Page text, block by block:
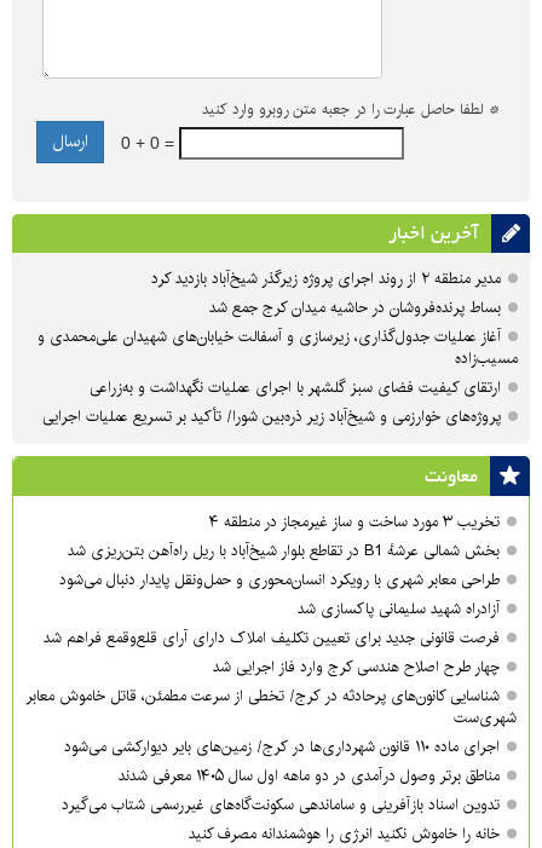
* لطفا حاصل عبارت را در جعبه متن روبرو وارد کنید
0 + 0 =
آخرین اخبار
مدیر منطقه ۲ از روند اجرای پروژه زیرگذر شیخ‌آباد بازدید کرد
بساط پرنده‌فروشان در حاشیه میدان کرج جمع شد
آغاز عملیات جدول‌گذاری، زیرسازی و آسفالت خیابان‌های شهیدان علی‌محمدی و
مسیب‌زاده
ارتقای کیفیت فضای سبز گلشهر با اجرای عملیات نگهداشت و به‌زراعی
پروژه‌های خوارزمی و شیخ‌آباد زیر ذره‌بین شورا/ تأکید بر تسریع عملیات اجرایی
معاونت
تخریب ۳ مورد ساخت و ساز غیرمجاز در منطقه ۴
بخش شمالی عرشهٔ B1 در تقاطع بلوار شیخ‌آباد با ریل راه‌آهن بتن‌ریزی شد
طراحی معابر شهری با رویکرد انسان‌محوری و حمل‌ونقل پایدار دنبال می‌شود
آزادراه شهید سلیمانی پاکسازی شد
فرصت قانونی جدید برای تعیین تکلیف املاک دارای آرای قلع‌وقمع فراهم شد
چهار طرح اصلاح هندسی کرج وارد فاز اجرایی شد
شناسایی کانون‌های پرحادثه در کرج/ تخطی از سرعت مطمئن، قاتل خاموش معابر
شهری‌ست
اجرای ماده ۱۱۰ قانون شهرداری‌ها در کرج/ زمین‌های بایر دیوارکشی می‌شود
مناطق برتر وصول درآمدی در دو ماهه اول سال ۱۴۰۵ معرفی شدند
تدوین اسناد بازآفرینی و ساماندهی سکونت‌گاه‌های غیررسمی شتاب می‌گیرد
خانه را خاموش نکنید انرژی را هوشمندانه مصرف کنید